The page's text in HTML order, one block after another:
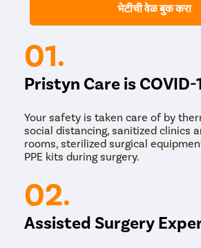
Microincision मोतीबिंदू शस्त्रक्रिया-
टाकून हे कमीतकमी हल्ल्याचे तंत्र केले
जाते.
फेमटोसेकंद लेझर-सहाय्यित मोतीबिंदू
काढण्याचे हे सर्वात लोकप्रिय आणि
शस्त्रक्रियेमध्ये चीरा बनवण्यासाठी आणि
रुग्णाच्या स्थितीचे निदान केल्यानंतर मोतीबिंदू
तंत्र निवडले जाते. प्रिस्टिन केअरमध्ये,
सर्व तंत्रांचा फायदा घेतो.
मोतीबिंदू शस्त्रक्रिया प्रक्रिया
मोतीबिंदू शस्त्रक्रिया प्रक्रिया खालील
भेटीची वेळ बुक करा
01.
Pristyn Care is COVID-
Your safety is taken care of by
social distancing, sanitized clinics
rooms, sterilized surgical
PPE kits during surgery.
02.
Assisted Surgery